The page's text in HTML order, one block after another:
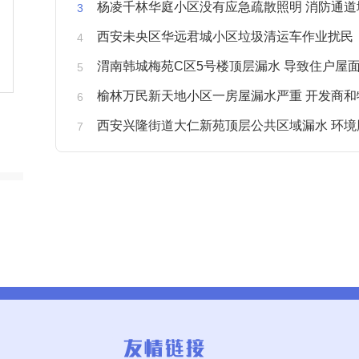
杨凌千林华庭小区没有应急疏散照明 消防通
西安未央区华远君城小区垃圾清运车作业扰民
渭南韩城梅苑C区5号楼顶层漏水 导致住户屋面被
榆林万民新天地小区一房屋漏水严重 开发商和物业不予
西安兴隆街道大仁新苑顶层公共区域漏水 环